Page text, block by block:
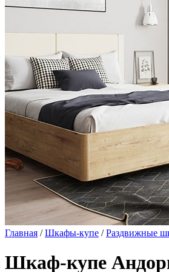
Главная /Шкафы-купе /Раздвижные
Шкаф-купе